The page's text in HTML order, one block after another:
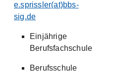
e.sprissler(at)bbs-
sig.de
Einjährige
Berufsfachschule
Berufsschule